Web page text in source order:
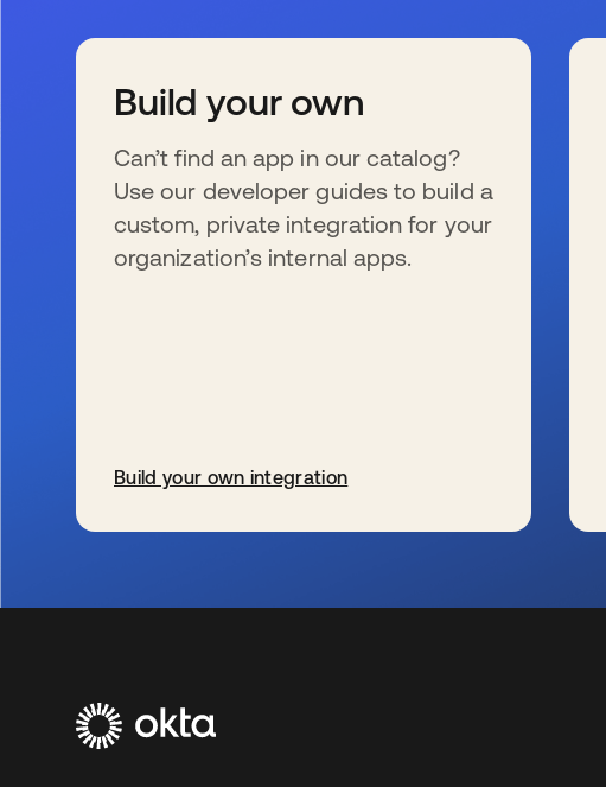
Build your own
Can’t find an app in our catalog?
Use our developer guides to build a
custom, private integration for your
organization’s internal apps.
Build your own integration